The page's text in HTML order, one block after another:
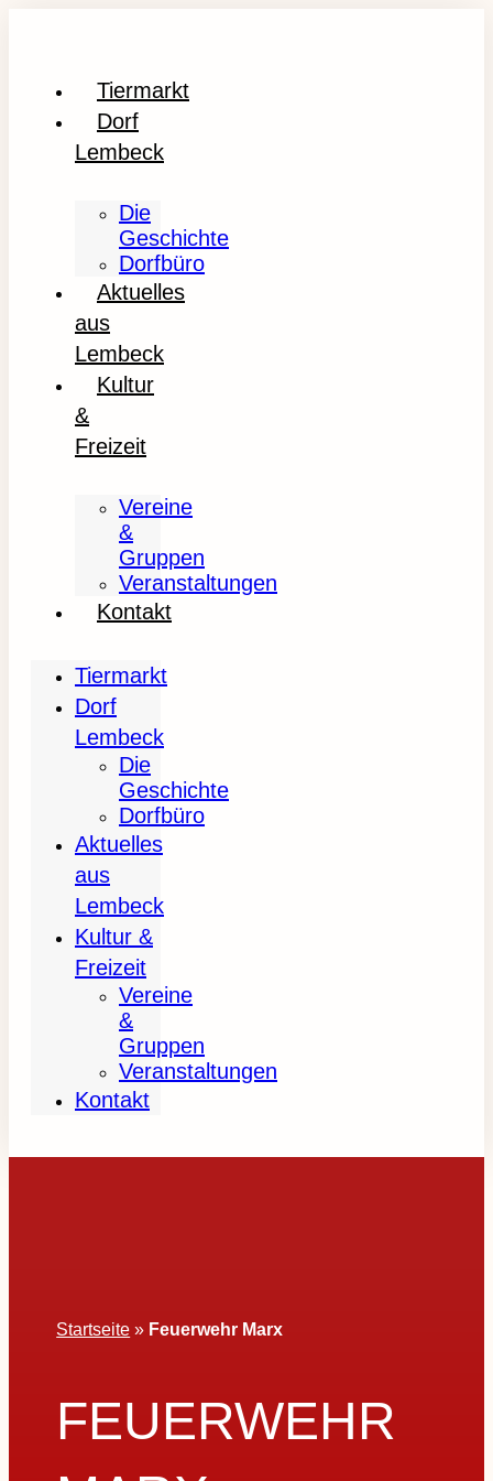
Tiermarkt
Dorf
Lembeck
Die
Geschichte
Dorfbüro
Aktuelles
aus
Lembeck
Kultur
&
Freizeit
Vereine
&
Gruppen
Veranstaltungen
Kontakt
Tiermarkt
Dorf
Lembeck
Die
Geschichte
Dorfbüro
Aktuelles
aus
Lembeck
Kultur &
Freizeit
Vereine
&
Gruppen
Veranstaltungen
Kontakt
Startseite » Feuerwehr Marx
FEUERWEHR